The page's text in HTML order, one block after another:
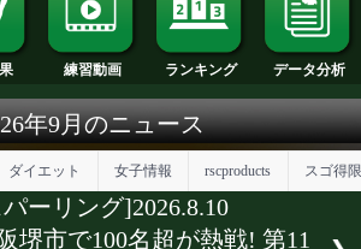
結果 練習動画 ランキング
年9月のニュース